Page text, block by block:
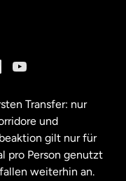
Transfer: nur
und
gilt nur für
pro Person genutzt
weiterhin an.